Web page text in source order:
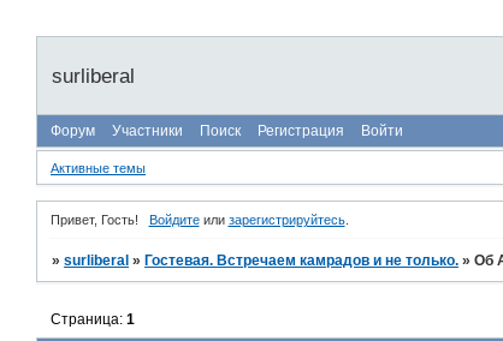
surliberal
Форум Участники Поиск Регистрация Войти
Активные темы
Привет, Гость! Войдитеили зарегистрируйтесь.
»surliberal » Гостевая. Встречаем камрадов и не только. »Об
Страница:1